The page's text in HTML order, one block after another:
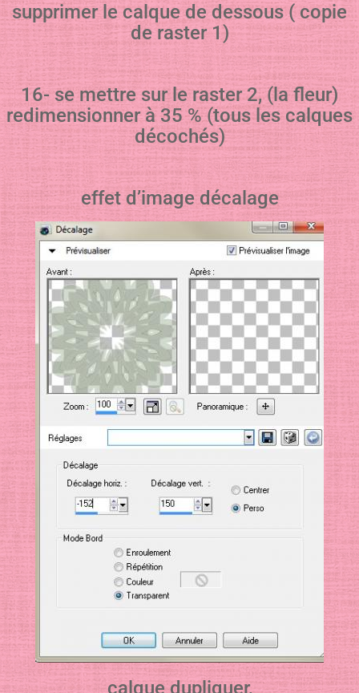
supprimer le calque de dessous ( copie
de raster 1)
16- se mettre sur le raster 2, (la fleur)
redimensionner à 35 % (tous les calques
décochés)
effet d’image décalage
calque dupliquer,